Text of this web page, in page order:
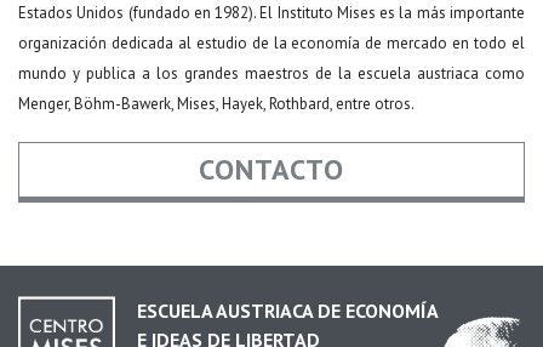
Estados Unidos (fundado en 1982). El Instituto Mises es la más importante
organización dedicada al estudio de la economía de mercado en todo el
mundo y publica a los grandes maestros de la escuela austriaca como
Menger, Böhm-Bawerk, Mises, Hayek, Rothbard, entre otros.
CONTACTO
ESCUELA AUSTRIACA DE ECONOMÍA
E IDEAS DE LIBERTAD